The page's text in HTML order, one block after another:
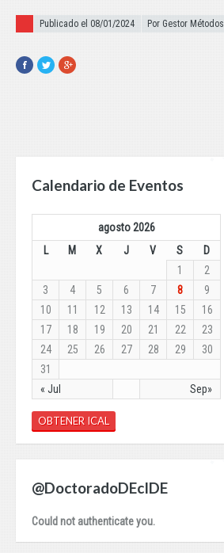
Publicado el
Publicado el 08/01/2024 Por Gestor Métodos
Facebook
TwitterGoogle+
Calendario de Eventos
agosto 2026
L
M X J V S D
« Jul Sep»
1
2
3
4 5 6 7 8
9
10
11 12 13 14 15
16
17
18 19 20 21 22
23
24
25 26 27 28 29
30
31
OBTENER ICAL
@DoctoradoDEcIDE
Could not authenticate you.